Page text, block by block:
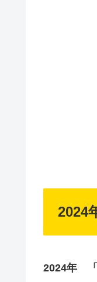
2024
2024年 「